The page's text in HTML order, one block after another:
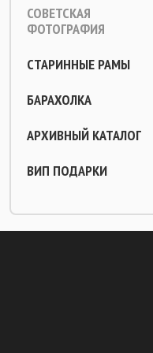
СОВЕТСКАЯ
ФОТОГРАФИЯ
СТАРИННЫЕ РАМЫ
БАРАХОЛКА
АРХИВНЫЙ КАТАЛОГ
ВИП ПОДАРКИ